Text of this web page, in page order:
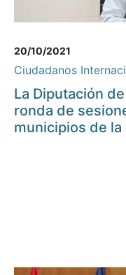
20/10/2021
Ciudadanos
La Diputación
ronda de
municipios de la